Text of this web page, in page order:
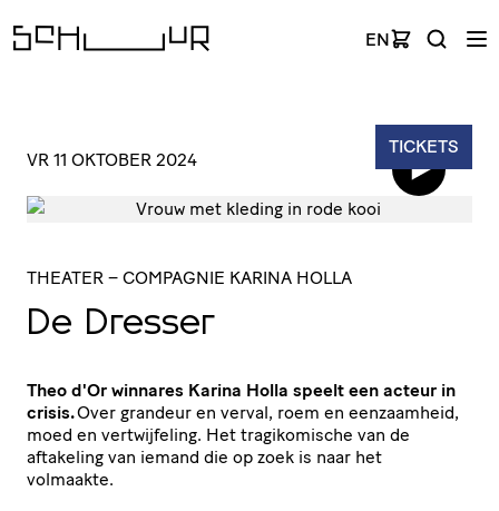
EN
TICKETS
VR 11 OKTOBER 2024
THEATER – COMPAGNIE KARINA HOLLA
De Dresser
Theo d'Or winnares Karina Holla speelt een acteur in
crisis.Over grandeur en verval, roem en eenzaamheid,
moed en vertwijfeling. Het tragikomische van de
aftakeling van iemand die op zoek is naar het
volmaakte.